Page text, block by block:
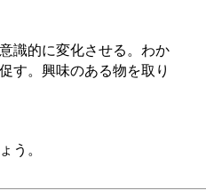
識的に変化させる。わか
す。興味のある物を取り
う。